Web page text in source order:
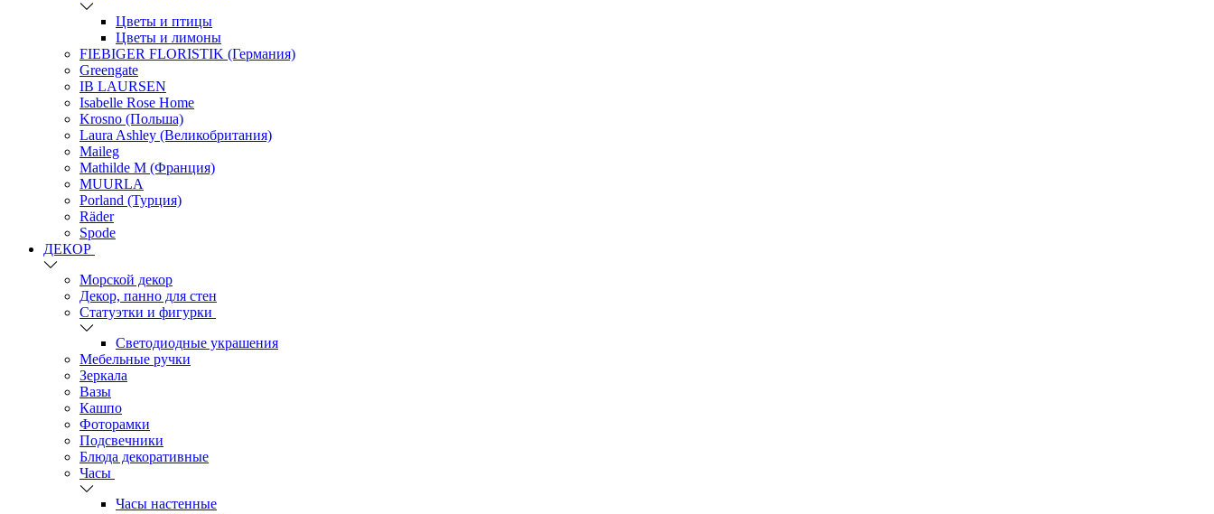
Цветы и птицы
Цветы и лимоны
FIEBIGER FLORISTIK (Германия)
Greengate
IB LAURSEN
Isabelle Rose Home
Krosno (Польша)
Laura Ashley (Великобритания)
Maileg
Mathilde M (Франция)
MUURLA
Porland (Турция)
Räder
Spode
ДЕКОР
Морской декор
Декор, панно для стен
Статуэтки и фигурки
Светодиодные украшения
Мебельные ручки
Зеркала
Вазы
Кашпо
Фоторамки
Подсвечники
Блюда декоративные
Часы
Часы настенные